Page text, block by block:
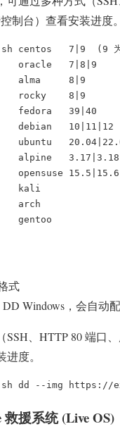
制台）查看安装进度。
centos   7|9  (9 为
oracle   7|8|9
alma     8|9
rocky    8|9
fedora   39|40
debian   10|11|12
ubuntu
alpine
opensuse
kali
arch
gentoo
式
Windows，会自动
SSH、HTTP 80 端口
度。
dd --img https://
援系统 (Live OS)